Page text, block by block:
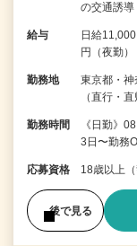
の交通誘
給与
日給
円（夜勤）
勤務地
東京都・
（直行・直
勤務時間
《日勤》
3日〜勤務
応募資格 18歳以上
後で見る